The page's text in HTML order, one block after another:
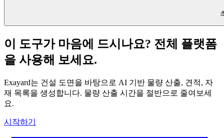
이 도구가 마음에 드시나요? 전체 플랫폼
을 사용해 보세요.
Exayard는 건설 도면을 바탕으로 AI 기반 물량 산출, 견적, 자
재 목록을 생성합니다. 물량 산출 시간을 절반으로 줄여보세
요.
시작하기